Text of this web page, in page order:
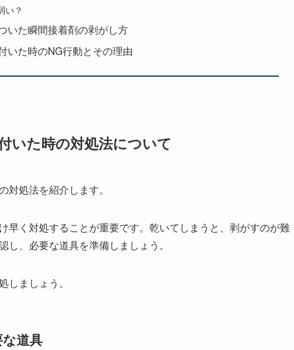
い？
いた瞬間接着剤の剥がし方
いた時のNG行動とその理由
いた時の対処法について
処法を紹介します。
早く対処することが重要です。乾いてしまうと、剥がすのが難
、必要な道具を準備しましょう。
しましょう。
道具